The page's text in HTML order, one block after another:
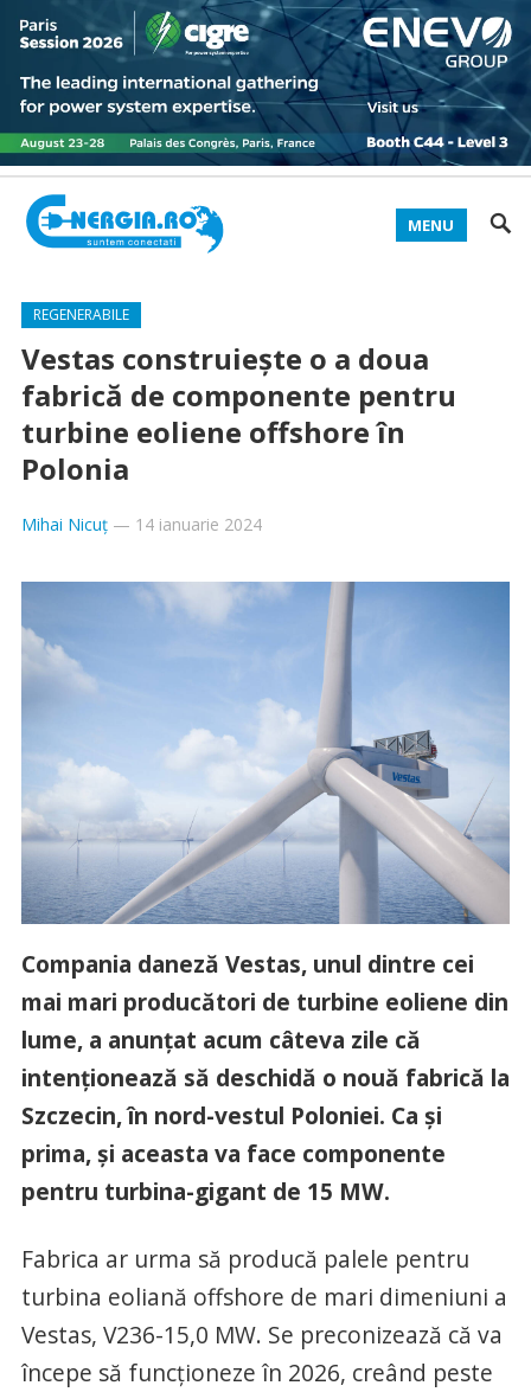
MENU
REGENERABILE
Vestas construiește o a doua
fabrică de componente pentru
turbine eoliene offshore în
Polonia
Mihai Nicuț— 14 ianuarie 2024
Compania daneză Vestas, unul dintre cei
mai mari producători de turbine eoliene din
lume, a anunțat acum câteva zile că
intenționează să deschidă o nouă fabrică la
Szczecin, în nord-vestul Poloniei. Ca și
prima, și aceasta va face componente
pentru turbina-gigant de 15 MW.
Fabrica ar urma să producă palele pentru
turbina eoliană offshore de mari dimeniuni a
Vestas, V236-15,0 MW. Se preconizează că va
începe să funcționeze în 2026, creând peste